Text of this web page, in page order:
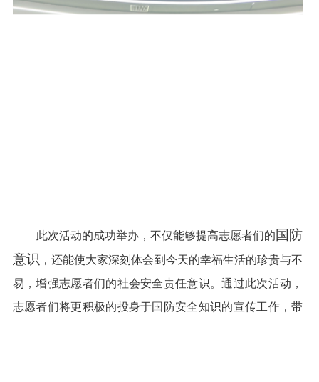
此次活动的成功举办，不仅能够提高志愿者们的 国防
意识 ，还能使大家深刻体会到今天的幸福生活的珍贵与不
易，增强志愿者们的社会安全责任意识。通过此次活动，
志愿者们将更积极的投身于国防安全知识的宣传工作，带